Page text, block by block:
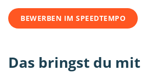
BEWERBEN IM SPEEDTEMPO
Das bringst du mit